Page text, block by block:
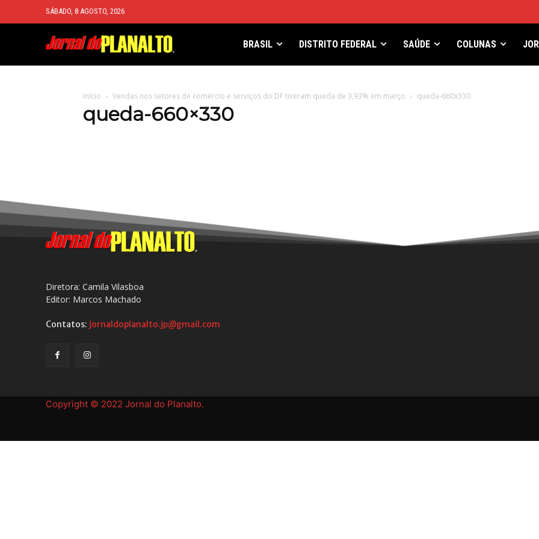
SÁBADO, 8 AGOSTO, 2026
BRASIL DISTRITO FEDERAL SAÚDE COLUNAS
Início Vendas nos setores de comércio e serviços do DF tiveram queda de 3,93% em março queda-660x330
queda-660×330
Diretora: Camila Vilasboa
Editor: Marcos Machado
Contatos: jornaldoplanalto.jp@gmail.com
Copyright © 2022 Jornal do Planalto.